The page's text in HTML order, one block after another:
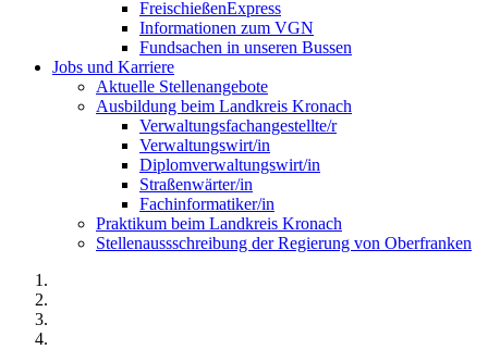
FreischießenExpress
Informationen zum VGN
Fundsachen in unseren Bussen
Jobs und Karriere
Aktuelle Stellenangebote
Ausbildung beim Landkreis Kronach
Verwaltungsfachangestellte/r
Verwaltungswirt/in
Diplomverwaltungswirt/in
Straßenwärter/in
Fachinformatiker/in
Praktikum beim Landkreis Kronach
Stellenaussschreibung der Regierung von Oberfranken